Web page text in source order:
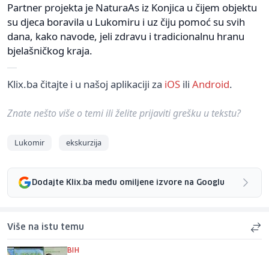
Partner projekta je NaturaAs iz Konjica u čijem objektu
su djeca boravila u Lukomiru i uz čiju pomoć su svih
dana, kako navode, jeli zdravu i tradicionalnu hranu
bjelašničkog kraja.
Klix.ba čitajte i u našoj aplikaciji za iOS ili Android.
Znate nešto više o temi ili želite prijaviti grešku u tekstu?
Lukomir ekskurzija
Dodajte Klix.ba među omiljene izvore na Googlu
Više na istu temu
BIH